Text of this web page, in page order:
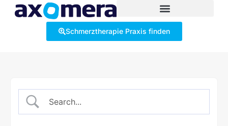
Schmerztherapie Praxis finden